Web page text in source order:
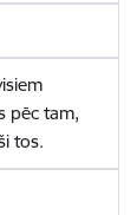
pēc tam,
tos.